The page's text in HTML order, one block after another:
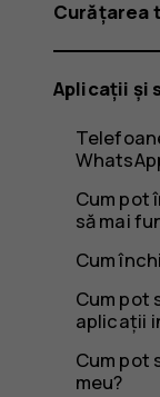
un
Curățarea
Aplicații și
Cum pot
să mai
Cum
Cum pot
aplicații
Cum pot
meu?